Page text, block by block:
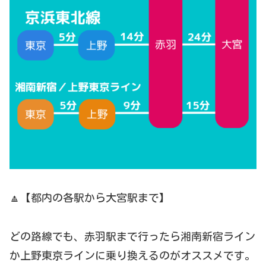
🔼【都内の各駅から大宮駅まで】
どの路線でも、赤羽駅まで行ったら湘南新宿ライン
か上野東京ラインに乗り換えるのがオススメです。